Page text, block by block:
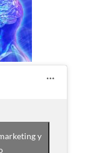
y